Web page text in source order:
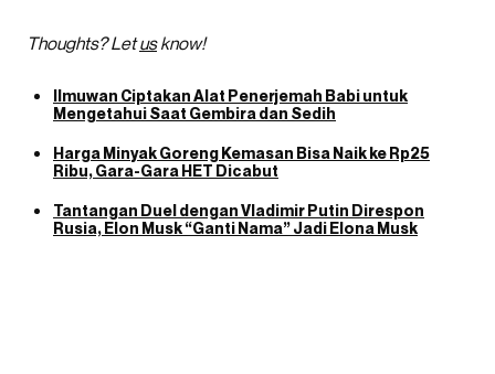
Thoughts? Letusknow!
Ilmuwan Ciptakan Alat Penerjemah Babi untuk
Mengetahui Saat Gembira dan Sedih
Harga Minyak Goreng Kemasan Bisa Naik ke Rp25
Ribu, Gara-Gara HET Dicabut
Tantangan Duel dengan Vladimir Putin Direspon
Rusia, Elon Musk “Ganti Nama” Jadi Elona Musk